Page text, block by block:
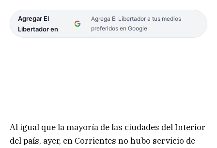
Agregar El
Libertador en
Agrega El Libertador a tus medios
preferidos en Google
Al igual que la mayoría de las ciudades del Interior
del país, ayer, en Corrientes no hubo servicio de